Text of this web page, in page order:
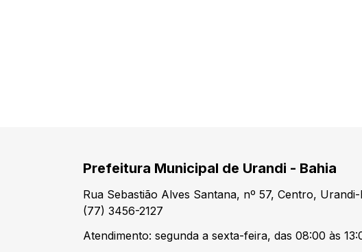
Prefeitura Municipal de Urandi - Bahia
Rua Sebastião Alves Santana, nº 57, Centro,
(77) 3456-2127
Atendimento: segunda a sexta-feira, das 08:00 às